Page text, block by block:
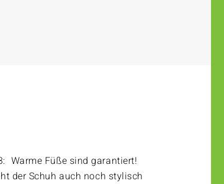
Warme Füße sind garantiert!
der Schuh auch noch stylisch